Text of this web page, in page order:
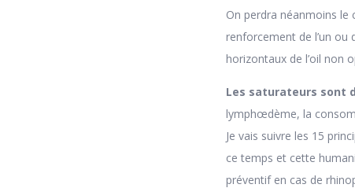
On perdra néanmoins
renforcement de l’un
horizontaux de l’oil non
Les saturateurs sont
lymphœdème, la
Je vais suivre les 15
ce temps et cette
préventif en cas de